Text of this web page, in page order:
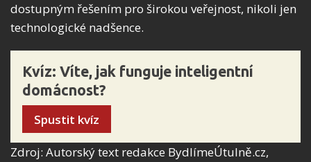
dostupným řešením pro širokou veřejnost, nikoli jen
technologické nadšence.
Kvíz: Víte, jak funguje inteligentní
domácnost?
Spustit kvíz
Zdroj: Autorský text redakce BydlímeÚtulně.cz,